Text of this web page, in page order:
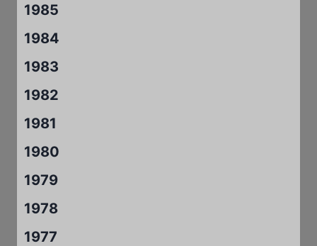
1985
1984
1983
1982
1981
1980
1979
1978
1977